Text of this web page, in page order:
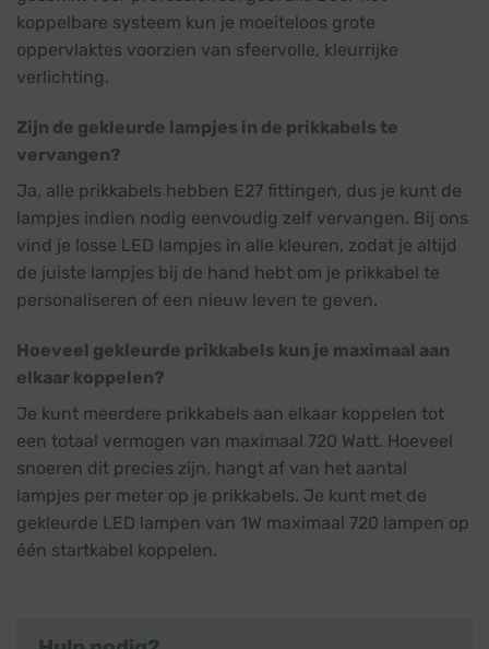
koppelbare systeem kun je moeiteloos grote
oppervlaktes voorzien van sfeervolle, kleurrijke
verlichting.
Zijn de gekleurde lampjes in de prikkabels te
vervangen?
Ja, alle prikkabels hebben E27 fittingen, dus je kunt de
lampjes indien nodig eenvoudig zelf vervangen. Bij ons
vind je losse LED lampjes in alle kleuren, zodat je altijd
de juiste lampjes bij de hand hebt om je prikkabel te
personaliseren of een nieuw leven te geven.
Hoeveel gekleurde prikkabels kun je maximaal aan
elkaar koppelen?
Je kunt meerdere prikkabels aan elkaar koppelen tot
een totaal vermogen van maximaal 720 Watt. Hoeveel
snoeren dit precies zijn, hangt af van het aantal
lampjes per meter op je prikkabels. Je kunt met de
gekleurde LED lampen van 1W maximaal 720 lampen op
één startkabel koppelen.